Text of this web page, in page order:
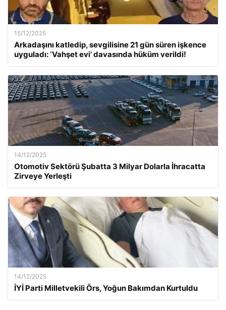
15/12/2025
Arkadaşını katledip, sevgilisine 21 gün süren işkence
uyguladı: ‘Vahşet evi’ davasında hüküm verildi!
14/12/2025
Otomotiv Sektörü Şubatta 3 Milyar Dolarla İhracatta
Zirveye Yerleşti
14/12/2025
İYİ Parti Milletvekili Örs, Yoğun Bakımdan Kurtuldu